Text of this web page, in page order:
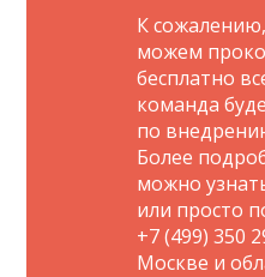
К
можем
бесплатно
команда
по
Более
можно
или просто
+7 (499) 350
Москве и